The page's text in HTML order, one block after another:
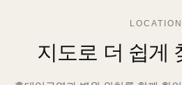
LOCATION
지도로 더 쉽게